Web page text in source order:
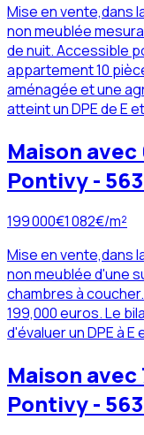
Mise en vente,dans
non meublée
de nuit. Accessible
appartement 10
aménagée et une
atteint un DPE de E
Maison avec
Pontivy -
199 000€1 082€/m²
Mise en vente,dans
non meublée d'une
chambres à
199,000 euros. Le
d'évaluer un DPE à E
Maison avec
Pontivy -